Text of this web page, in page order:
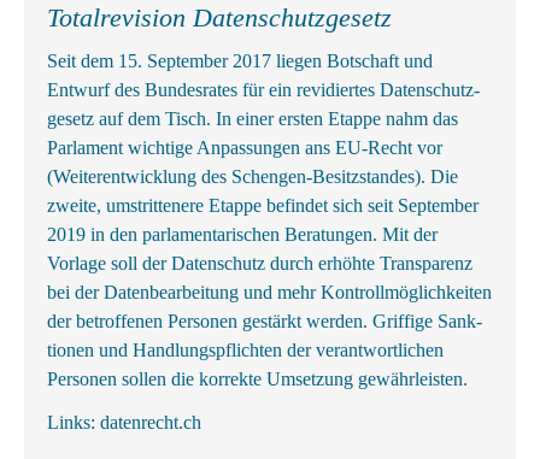
Totalrevision Datenschutzgesetz
Seit dem 15. September 2017 liegen Botschaft und
Entwurf des Bundes­rates für ein revidiertes Daten­schutz­
gesetz auf dem Tisch. In einer ersten Etappe nahm das
Parlament wichtige An­passungen ans EU-Recht vor
(Weiter­entwicklung des Schengen-Besitz­standes). Die
zweite, um­strittenere Etappe befindet sich seit September
2019 in den parlamentarischen Beratungen. Mit der
Vorlage soll der Datenschutz durch erhöhte Transparenz
bei der Datenbearbeitung und mehr Kontrollmöglichkeiten
der betroffenen Personen gestärkt werden. Griffige Sank­
tionen und Handlungs­pflichten der ver­ant­wortl­ichen
Personen sollen die korrekte Um­setzung gewähr­leisten.
Links: datenrecht.ch